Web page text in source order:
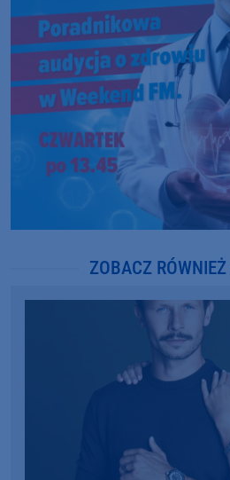
ZOBACZ RÓWNIEŻ